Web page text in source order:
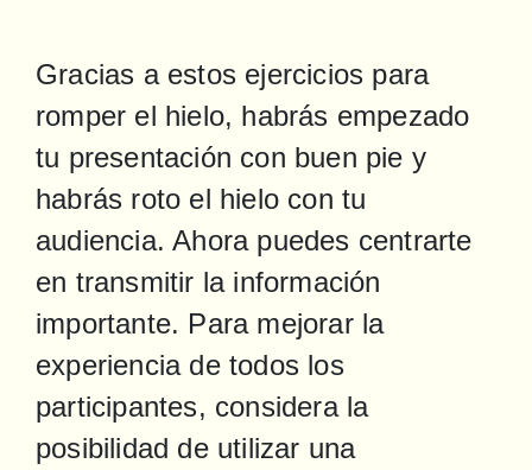
Gracias a estos ejercicios para
romper el hielo, habrás empezado
tu presentación con buen pie y
habrás roto el hielo con tu
audiencia. Ahora puedes centrarte
en transmitir la información
importante. Para mejorar la
experiencia de todos los
participantes, considera la
posibilidad de utilizar una